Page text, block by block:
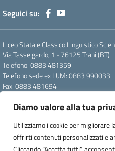
Diamo valore alla tua
Utilizziamo i cookie per migliorare
offrirti contenuti personalizzati e
Cliccando “Accetta tutti”,
Seguici su:
Liceo Statale Classico Linguistico
Via Tasselgardo, 1 - 76125 Trani (BT)
Telefono: 0883 481359
Telefono sede ex LUM: 0883 990033
Fax: 0883 481694
Pec: btpc210007@pec.istruzione.it
Codice Meccanografico:
- Codice Univoco d'ufficio: UFG4S9